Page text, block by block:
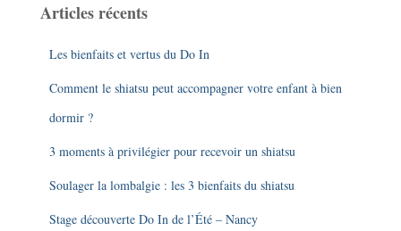
Articles récents
Les bienfaits et vertus du Do In
Comment le shiatsu peut accompagner votre enfant à bien
dormir ?
3 moments à privilégier pour recevoir un shiatsu
Soulager la lombalgie : les 3 bienfaits du shiatsu
Stage découverte Do In de l’Été – Nancy